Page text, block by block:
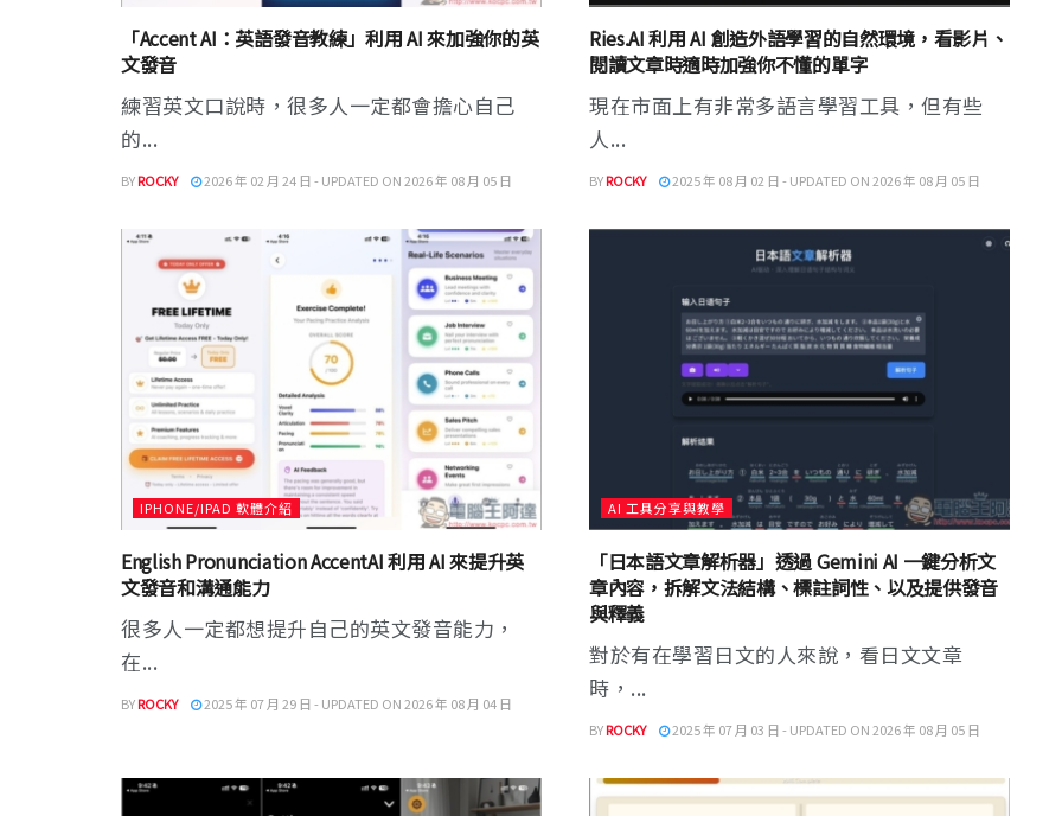
「Accent AI：英語發音教練」利用 AI 來加強你的英
文發音
練習英文口說時，很多人一定都會擔心自己
的...
BYROCKY 2026 年 02 月 24 日 - UPDATED ON 2026 年 08 月 05 日
Ries.AI 利用 AI 創造外語學習的自然環境，看影片、
閱讀文章時適時加強你不懂的單字
現在市面上有非常多語言學習工具，但有些
人...
BYROCKY 2025 年 08 月 02 日 - UPDATED ON 2026 年 08 月 05 日
IPHONE/IPAD 軟體介紹
English Pronunciation AccentAI 利用 AI 來提升英
文發音和溝通能力
很多人一定都想提升自己的英文發音能力，
在...
BYROCKY 2025 年 07 月 29 日 - UPDATED ON 2026 年 08 月 04 日
AI 工具分享與教學
「日本語文章解析器」透過 Gemini AI 一鍵分析文
章內容，拆解文法結構、標註詞性、以及提供發音
與釋義
對於有在學習日文的人來說，看日文文章
時，...
BYROCKY 2025 年 07 月 03 日 - UPDATED ON 2026 年 08 月 05 日